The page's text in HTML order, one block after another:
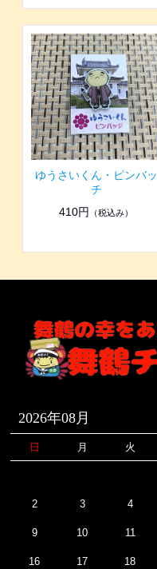
ゆうさいくん・ピンバッ
チ
410円
（税込み）
2026年08月
日 月 火
2 3 4
9 10 11
16 17 18